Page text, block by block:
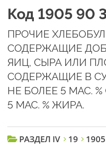
Код 1905 90
ПРОЧИЕ
СОДЕРЖАЩИЕ
ЯИЦ, СЫРА ИЛИ
СОДЕРЖАЩИЕ В
НЕ БОЛЕЕ 5 МАС.
5 МАС. % ЖИРА.
РАЗДЕЛ IV 19 1905